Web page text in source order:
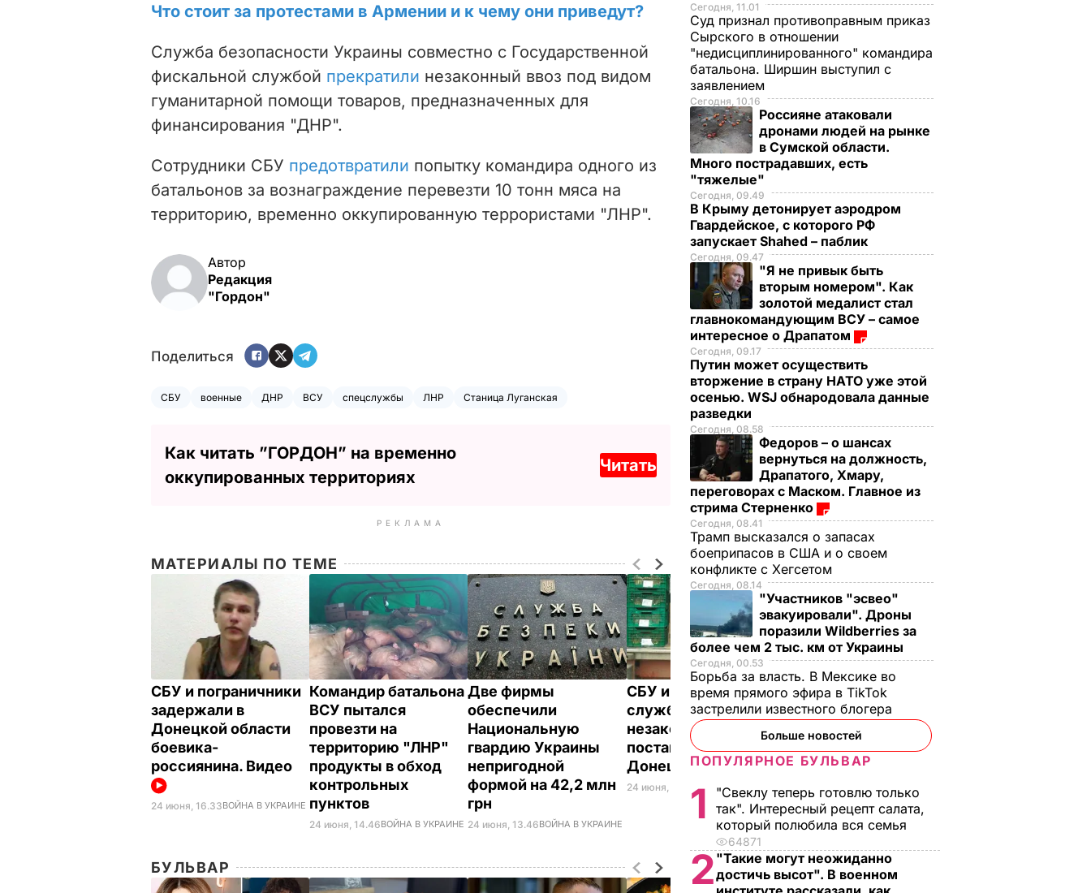
Что стоит за протестами в Армении и к чему они приведут?
Служба безопасности Украины совместно с Государственной
фискальной службой прекратили незаконный ввоз под видом
гуманитарной помощи товаров, предназначенных для
финансирования "ДНР".
Сотрудники СБУ предотвратили попытку командира одного из
батальонов за вознаграждение перевезти 10 тонн мяса на
территорию, временно оккупированную террористами "ЛНР".
Автор
Редакция
"Гордон"
Поделиться
СБУ военные ДНР ВСУ спецслужбы ЛНР Станица Луганская
Как читать ”ГОРДОН” на временно
оккупированных территориях
Читать
РЕКЛАМА
МАТЕРИАЛЫ ПО ТЕМЕ
СБУ и пограничники
задержали в
Донецкой области
боевика-
россиянина. Видео
24 июня, 16.33ВОЙНА В УКРАИНЕ
Командир батальона
ВСУ пытался
провезти на
территорию "ЛНР"
продукты в обход
контрольных
пунктов
24 июня, 14.46ВОЙНА В УКРАИНЕ
Две фирмы
обеспечили
Национальную
гвардию Украины
непригодной
формой на 42,2 млн
грн
24 июня, 13.46ВОЙНА В УКРАИНЕ
СБУ и Фискальная
служба прекратили
незаконную
поставку товаров в
Донецк и Горловку
24 июня, 12.46ВОЙНА В УКРАИНЕ
БУЛЬВАР
Сегодня, 11.01
Суд признал противоправным приказ
Сырского в отношении
"недисциплинированного" командира
батальона. Ширшин выступил с
заявлением
Сегодня, 10.16
Россияне атаковали
дронами людей на рынке
в Сумской области.
Много пострадавших, есть
"тяжелые"
Сегодня, 09.49
В Крыму детонирует аэродром
Гвардейское, с которого РФ
запускает Shahed – паблик
Сегодня, 09.47
"Я не привык быть
вторым номером". Как
золотой медалист стал
главнокомандующим ВСУ – самое
интересное о Драпатом
Сегодня, 09.17
Путин может осуществить
вторжение в страну НАТО уже этой
осенью. WSJ обнародовала данные
разведки
Сегодня, 08.58
Федоров – о шансах
вернуться на должность,
Драпатого, Хмару,
переговорах с Маском. Главное из
стрима Стерненко
Сегодня, 08.41
Трамп высказался о запасах
боеприпасов в США и о своем
конфликте с Хегсетом
Сегодня, 08.14
"Участников "эсвео"
эвакуировали". Дроны
поразили Wildberries за
более чем 2 тыс. км от Украины
Сегодня, 00.53
Борьба за власть. В Мексике во
время прямого эфира в TikTok
застрелили известного блогера
Больше новостей
ПОПУЛЯРНОЕ БУЛЬВАР
1
"Свеклу теперь готовлю только
так". Интересный рецепт салата,
который полюбила вся семья
64871
2 "Такие могут неожиданно
достичь высот". В военном